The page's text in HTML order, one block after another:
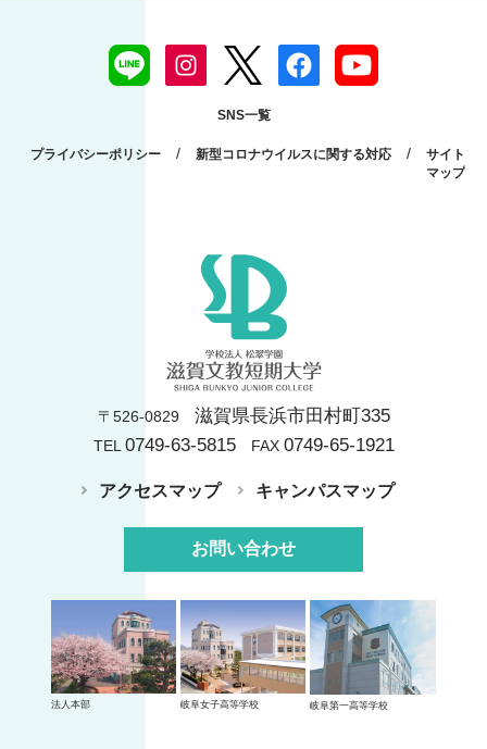
SNS一覧
プライバシーポリシー / 新型コロナウイルスに関する対応 /
サイト
マップ
〒526-0829 滋賀県長浜市田村町335
TEL 0749-63-5815FAX 0749-65-1921
アクセスマップ キャンパスマップ
お問い合わせ
法人本部 岐阜女子高等学校 岐阜第一高等学校